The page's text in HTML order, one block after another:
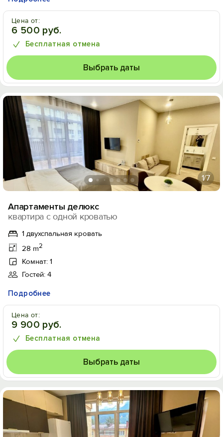
Цена от:
6 500 руб.
Бесплатная отмена
Выбрать даты
1/7
Апартаменты делюкс
квартира с одной кроватью
1 двухспальная кровать
28 m2
Комнат: 1
Гостей: 4
Подробнее
Цена от:
9 900 руб.
Бесплатная отмена
Выбрать даты